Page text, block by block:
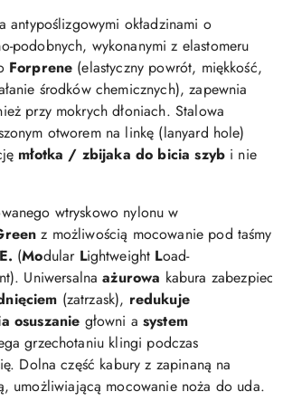
antypoślizgowymi okładzinami o
podobnych, wykonanymi z elastomeru
Forprene (elastyczny powrót, miękkość,
środków chemicznych), zapewnia
przy mokrych dłoniach. Stalowa
otworem na linkę (lanyard hole)
młotka / zbijaka do bicia szyb i nie
wtryskowo nylonu w
z możliwością mocowanie pod taśmy
(Modular Lightweight Load-
Uniwersalnaażurowa kabura
(zatrzask), redukuje
osuszanie głowni a system
grzechotaniu klingi podczas
Dolna część kabury z zapinaną na
umożliwiającą mocowanie noża do uda.